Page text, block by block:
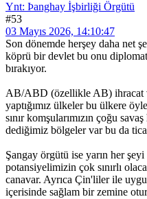
Ynt: Þanghay İşbirliği Örgütü
#53
03 Mayıs 2026, 14:10:47
Son dönemde herşey daha net
köprü bir devlet bu onu
bırakıyor.
AB/ABD (özellikle AB) ihracat
yaptığımız ülkeler bu ülkere
sınır komşularımızın çoğu
dediğimiz bölgeler var bu da
Şangay örgütü ise yarın her şeyi
potansiyelimizin çok sınırlı
canavar. Ayrıca Çin'liler ile
içerisinde sağlam bir zemine